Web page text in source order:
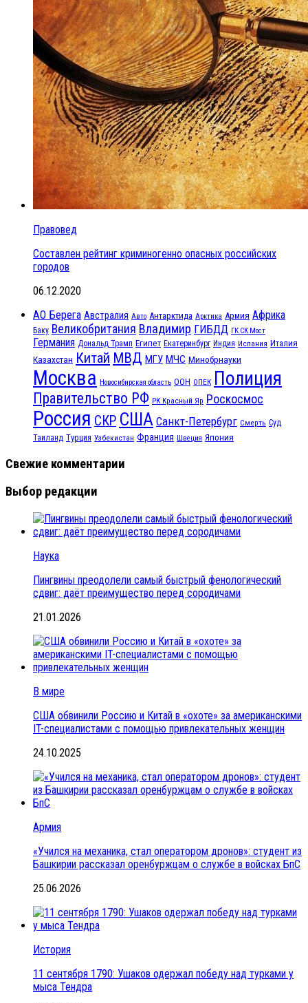
Правовед
Составлен рейтинг криминогенно опасных российских
городов
06.12.2020
АО Берега Австралия Авто Антарктида Арктика Армия Африка
Баку Великобритания Владимир ГИБДД ГК СК Мост
Германия Дональд Трамп Египет Екатеринбург Индия Испания Италия
Казахстан Китай МВД МГУ МЧС Минобрнауки
Москва Новосибирская область ООН ОПЕК Полиция
Правительство РФ РК Красный Яр Роскосмос
Россия СКР США Санкт-Петербург Смерть Суд
Таиланд Турция Узбекистан Франция Швеция Япония
Свежие комментарии
Выбор редакции
Наука
Пингвины преодолели самый быстрый фенологический
сдвиг: даёт преимущество перед сородичами
21.01.2026
В мире
США обвинили Россию и Китай в «охоте» за американскими
IT-специалистами с помощью привлекательных женщин
24.10.2025
Армия
«Учился на механика, стал оператором дронов»: студент из
Башкирии рассказал оренбуржцам о службе в войсках БпС
25.06.2026
История
11 сентября 1790: Ушаков одержал победу над турками у
мыса Тендра